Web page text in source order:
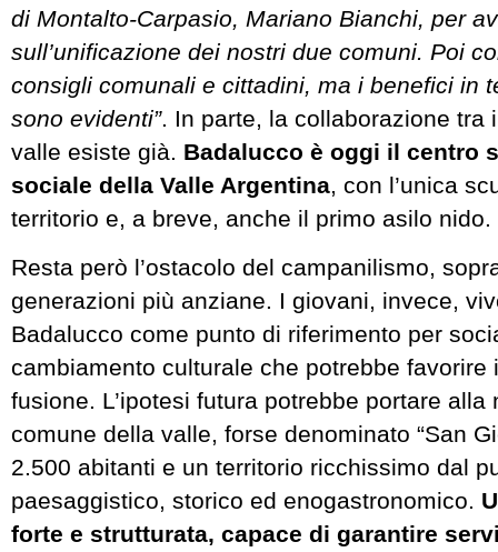
di Montalto-Carpasio, Mariano Bianchi, per
sull’unificazione dei nostri due comuni. Poi
consigli comunali e cittadini, ma i benefici in
sono evidenti”. In parte, la collaborazione tra
valle esiste già. Badalucco è oggi il centro
sociale della Valle Argentina, con l’unica
territorio e, a breve, anche il primo asilo nido.
Resta però l’ostacolo del campanilismo,
generazioni più anziane. I giovani, invece,
Badalucco come punto di riferimento per
cambiamento culturale che potrebbe favorire
fusione. L’ipotesi futura potrebbe portare
comune della valle, forse denominato “San
2.500 abitanti e un territorio ricchissimo dal
paesaggistico, storico ed enogastronomico.
forte e strutturata, capace di garantire